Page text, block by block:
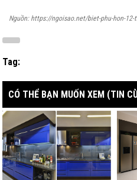
Nguồn: https://ngoisao.net/biet-phu-hon-
Tag:
CÓ THỂ BẠN MUỐN XEM (TIN